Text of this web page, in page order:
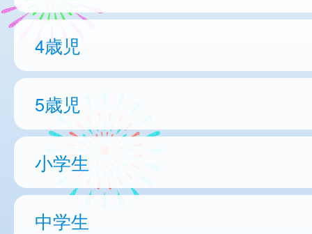
4歳児
5歳児
小学生
中学生